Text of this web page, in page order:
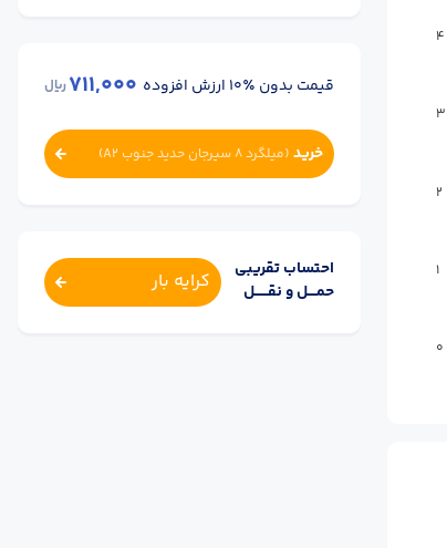
4
3
2
1
0
قیمت بدون ٪۱۰ ارزش افزوده 711,000ریال
خرید (میلگرد 8 سیرجان حدید جنوب A2 )
احتساب تقریبی
حمــــل و نقــــــل
کرایه بار